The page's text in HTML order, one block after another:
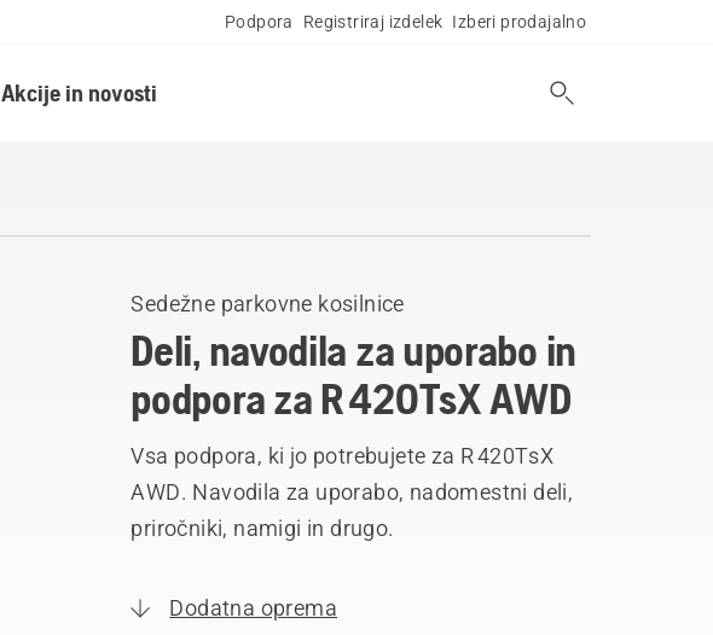
Podpora Registriraj izdelek Izberi prodajalno
Akcije in novosti
Sedežne parkovne kosilnice
Deli, navodila za uporabo in
podpora za R 420TsX AWD
Vsa podpora, ki jo potrebujete za R 420TsX
AWD. Navodila za uporabo, nadomestni deli,
priročniki, namigi in drugo.
Dodatna oprema